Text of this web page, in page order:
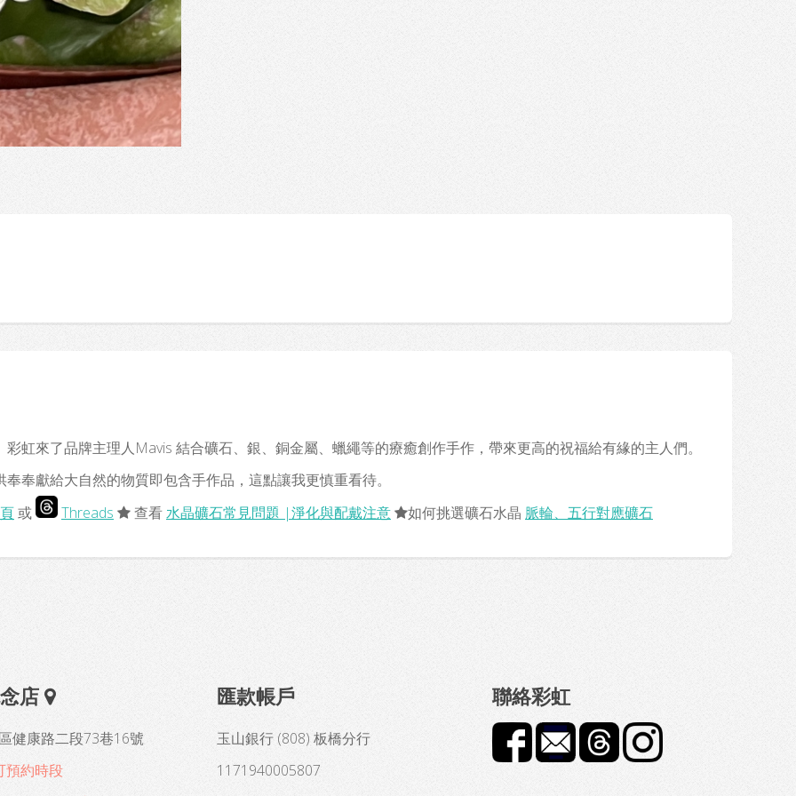
虹來了品牌主理人Mavis 結合礦石、銀、銅金屬、蠟繩等的療癒創作手作，帶來更高的祝福給有緣的主人們。
奉獻給大自然的物質即包含手作品，這點讓我更慎重看待。
或 Threads 查看水晶礦石常見問題 |淨化與配戴注意 如何挑選礦石水晶 脈輪、五行對應礦石
店
健康路二段73巷16號
約時段
匯款帳戶
玉山銀行 (808) 板橋分行
1171940005807
聯絡彩虹